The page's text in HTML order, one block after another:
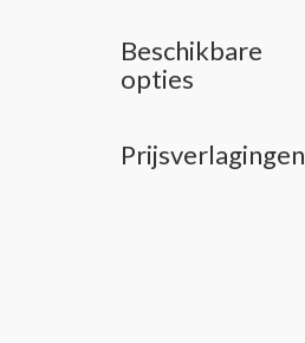
Beschikbare
opties
Prijsverlagingen